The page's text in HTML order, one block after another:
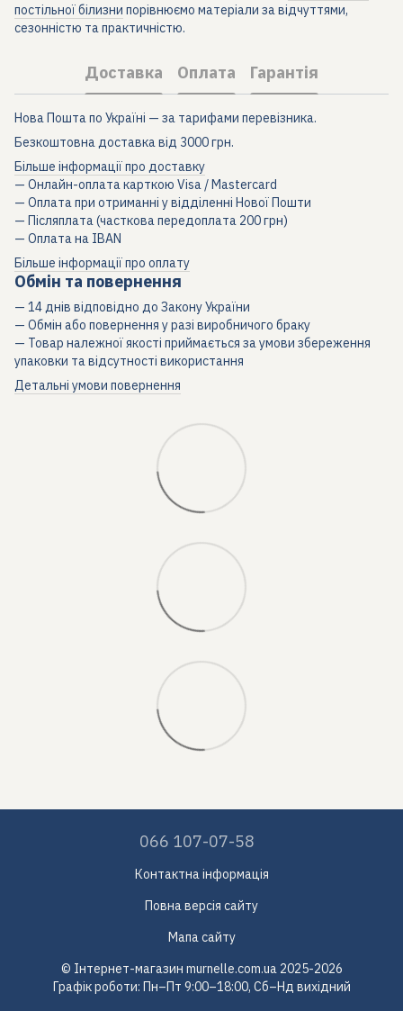
постільної білизни порівнюємо матеріали за відчуттями,
сезонністю та практичністю.
Доставка Оплата Гарантія
Нова Пошта по Україні — за тарифами перевізника.
Безкоштовна доставка від 3000 грн.
Більше інформації про доставку
— Онлайн-оплата карткою Visa / Mastercard
— Оплата при отриманні у відділенні Нової Пошти
— Післяплата (часткова передоплата 200 грн)
— Оплата на IBAN
Більше інформації про оплату
Обмін та повернення
— 14 днів відповідно до Закону України
— Обмін або повернення у разі виробничого браку
— Товар належної якості приймається за умови збереження
упаковки та відсутності використання
Детальні умови повернення
066 107-07-58
Контактна інформація
Повна версія сайту
Мапа сайту
© Інтернет-магазин murnelle.com.ua 2025-2026
Графік роботи: Пн–Пт 9:00–18:00, Сб–Нд вихідний